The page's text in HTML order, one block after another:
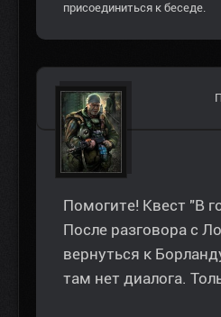
присоединиться к беседе.
Помогите! Квест "В
После разговора с
вернуться к
там нет диалога.